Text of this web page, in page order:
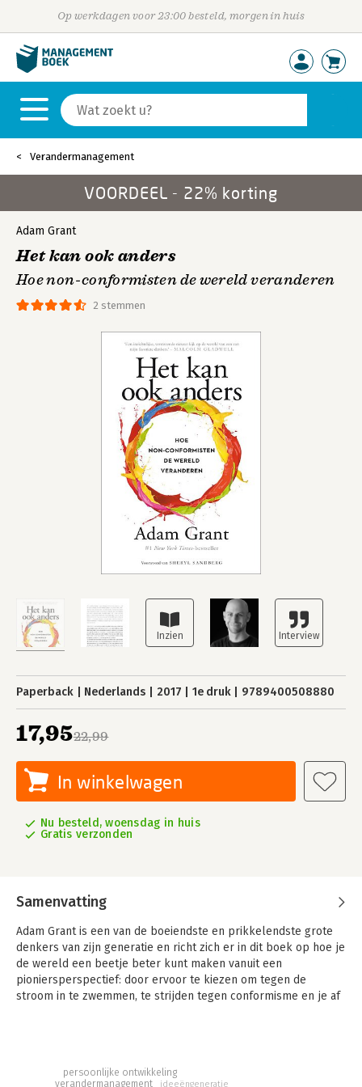
Op werkdagen voor 23:00 besteld, morgen in huis
Verandermanagement
VOORDEEL - 22% korting
2 stemmen
Adam Grant
Het kan ook anders
Hoe non-conformisten de wereld veranderen
Paperback Nederlands 2017 1e druk 9789400508880
22,99
17,95
In winkelwagen
Nu besteld, woensdag in huis
Gratis verzonden
Samenvatting
Adam Grant is een van de boeiendste en prikkelendste grote
denkers van zijn generatie en richt zich er in dit boek op hoe je
de wereld een beetje beter kunt maken vanuit een
pioniersperspectief: door ervoor te kiezen om tegen de
stroom in te zwemmen, te strijden tegen conformisme en je af
carrière op het spel te zetten?
verandermanagement
persoonlijke ontwikkeling
ideeëngeneratie